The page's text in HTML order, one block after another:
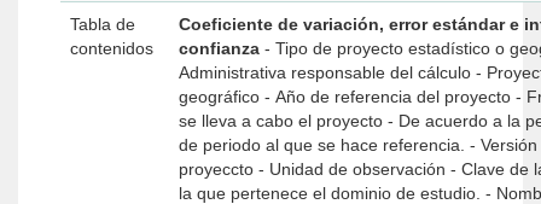
Tabla de
contenidos
Coeficiente de variación, error estándar e
confianza
Administrativa responsable del cálculo - Proyecto estadístico o
geográfico - Año de referencia del proyecto - Frecuencia con la que
se lleva a cabo el proyecto - De acuerdo a la periodicidad, número
de periodo al que se hace referencia. - Versión de referencia del
proyeccto - Unidad de observación - Clave de la entidad federativa a
la que pertenece el dominio de estudio. - Nombre de la entidad